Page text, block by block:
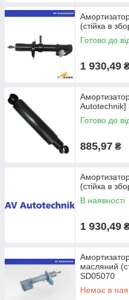
(стійка в
Готово до
1 930,49
Autotechnik]
Готово до
885,97 ₴
(стійка в
В наявності
1 930,49
масляний
SD05070
Немає в